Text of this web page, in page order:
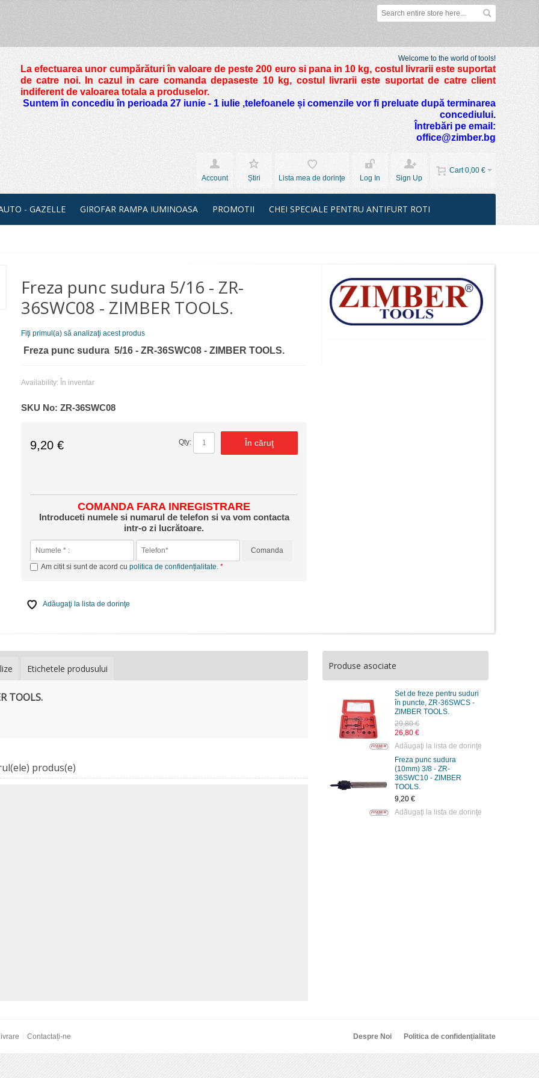
Welcome to the world of tools!
La efectuarea unor cumpărături în valoare de peste 200 euro si pana in 10 kg, costul livrarii este suportat
de catre noi. In cazul in care comanda depaseste 10 kg, costul livrarii este suportat de catre client
indiferent de valoarea totala a produselor.
Suntem în concediu în perioada 27 iunie - 1 iulie ,telefoanele și comenzile vor fi preluate după terminarea
concediului.
Întrebări pe email:
office@zimber.bg
Cart 0,00 €
Account
Știri Lista mea de dorinţe Log In Sign Up
- GAZELLE GIROFAR RAMPA IUMINOASA PROMOTII CHEI SPECIALE PENTRU ANTIFURT ROTI
Freza punc sudura 5/16 - ZR-
36SWC08 - ZIMBER TOOLS.
Fiţi primul(a) să analizaţi acest produs
Freza punc sudura 5/16 - ZR-36SWC08 - ZIMBER TOOLS.
Availability: În inventar
SKU No:ZR-36SWC08
9,20 € Qty: În căruţ
COMANDA FARA INREGISTRARE
Introduceti numele si numarul de telefon si va vom contacta
intr-o zi lucrătoare.
Comanda
Am citit si sunt de acord cupolitica de confidențialitate.
Adăugaţi la lista de dorinţe
Etichetele produsului
TOOLS.
Produse asociate
Set de freze pentru suduri
în puncte, ZR-36SWCS -
ZIMBER TOOLS.
29,80 €
26,80 €
Adăugaţi la lista de dorinţe
Freza punc sudura
(10mm) 3/8 - ZR-
36SWC10 - ZIMBER
TOOLS.
9,20 €
Adăugaţi la lista de dorinţe
produs(e)
Contactați-ne Despre Noi Politica de confidențialitate